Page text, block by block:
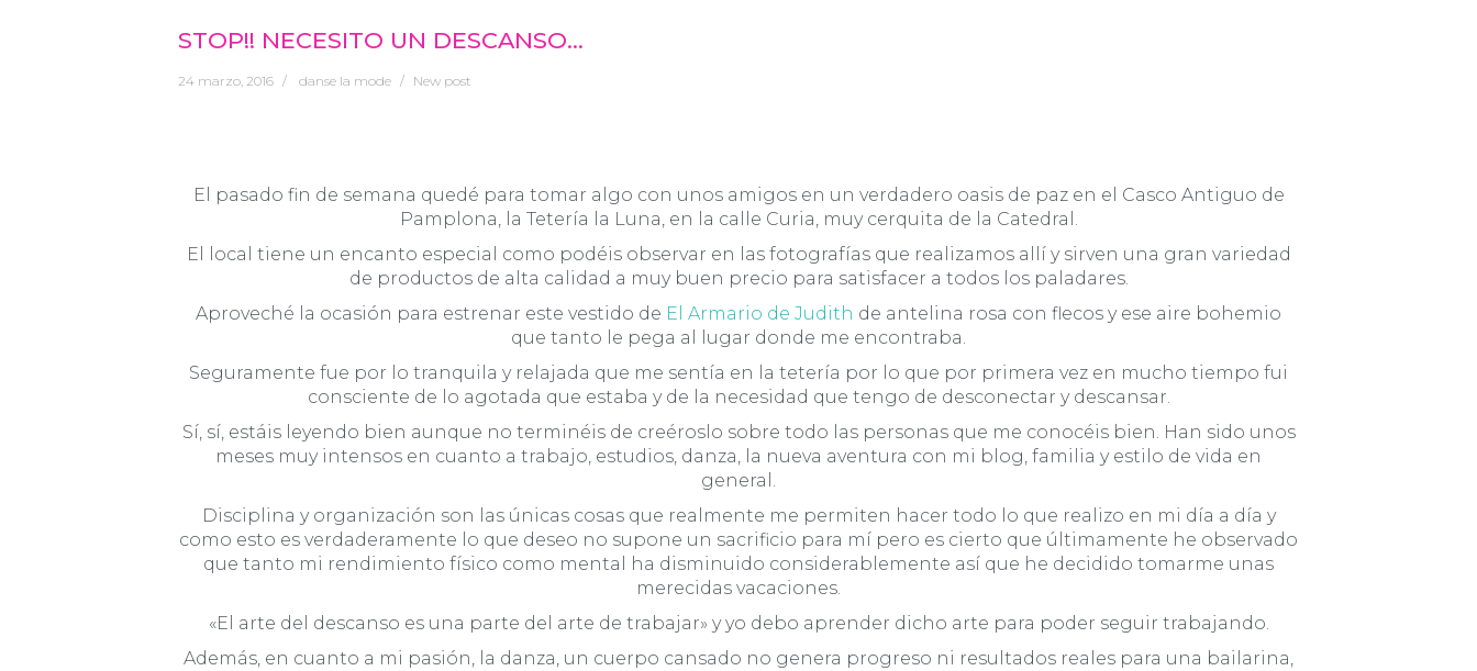
STOP!! NECESITO UN DESCANSO…
24 marzo, 2016 danse la mode New post
El pasado fin de semana quedé para tomar algo con unos amigos en un verdadero oasis de paz en el Casco Antiguo de
Pamplona, la Tetería la Luna, en la calle Curia, muy cerquita de la Catedral.
El local tiene un encanto especial como podéis observar en las fotografías que realizamos allí y sirven una gran variedad
de productos de alta calidad a muy buen precio para satisfacer a todos los paladares.
Aproveché la ocasión para estrenar este vestido de El Armario de Judith de antelina rosa con flecos y ese aire bohemio
que tanto le pega al lugar donde me encontraba.
Seguramente fue por lo tranquila y relajada que me sentía en la tetería por lo que por primera vez en mucho tiempo fui
consciente de lo agotada que estaba y de la necesidad que tengo de desconectar y descansar.
Sí, sí, estáis leyendo bien aunque no terminéis de creéroslo sobre todo las personas que me conocéis bien. Han sido unos
meses muy intensos en cuanto a trabajo, estudios, danza, la nueva aventura con mi blog, familia y estilo de vida en
general.
Disciplina y organización son las únicas cosas que realmente me permiten hacer todo lo que realizo en mi día a día y
como esto es verdaderamente lo que deseo no supone un sacrificio para mí pero es cierto que últimamente he observado
que tanto mi rendimiento físico como mental ha disminuido considerablemente así que he decidido tomarme unas
merecidas vacaciones.
«El arte del descanso es una parte del arte de trabajar» y yo debo aprender dicho arte para poder seguir trabajando.
Además, en cuanto a mi pasión, la danza, un cuerpo cansado no genera progreso ni resultados reales para una bailarina,